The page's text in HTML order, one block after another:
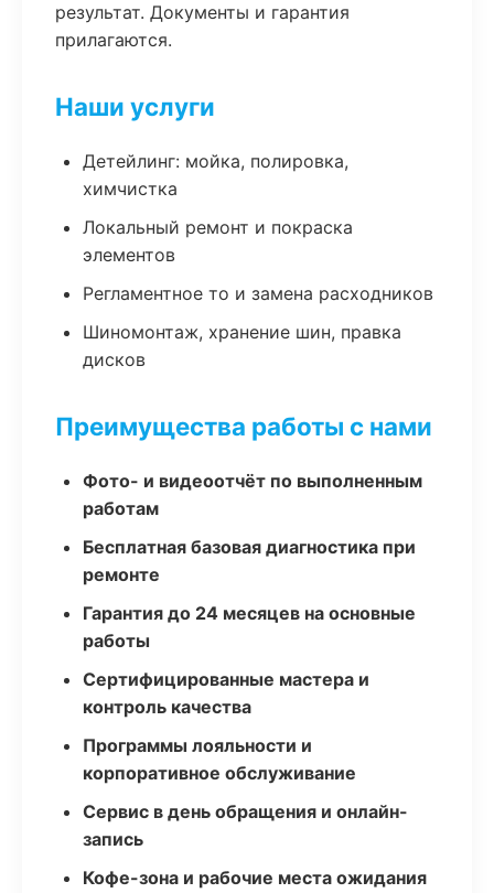
результат. Документы и гарантия
прилагаются.
Наши услуги
Детейлинг: мойка, полировка,
химчистка
Локальный ремонт и покраска
элементов
Регламентное то и замена расходников
Шиномонтаж, хранение шин, правка
дисков
Преимущества работы с нами
Фото- и видеоотчёт по выполненным
работам
Бесплатная базовая диагностика при
ремонте
Гарантия до 24 месяцев на основные
работы
Сертифицированные мастера и
контроль качества
Программы лояльности и
корпоративное обслуживание
Сервис в день обращения и онлайн-
запись
Кофе-зона и рабочие места ожидания